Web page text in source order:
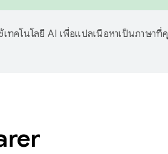
ทคโนโลยี AI เพื่อแปลเนื้อหาเป็นภาษาที่